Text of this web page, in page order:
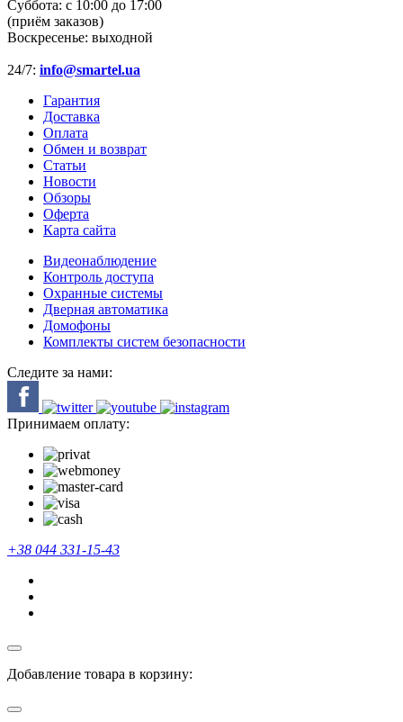
Суббота: с 10:00 до 17:00
(приём заказов)
Воскресенье: выходной
24/7: info@smartel.ua
Гарантия
Доставка
Оплата
Обмен и возврат
Статьи
Новости
Обзоры
Оферта
Карта сайта
Видеонаблюдение
Контроль доступа
Охранные системы
Дверная автоматика
Домофоны
Комплекты систем безопасности
Следите за нами:
Принимаем оплату:
+38 044 331-15-43
Добавление товара в корзину: